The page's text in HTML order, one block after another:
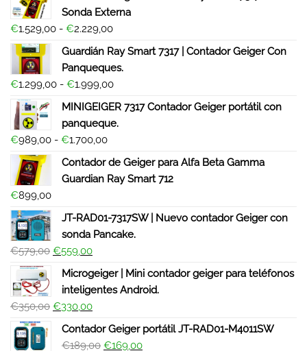
Sonda Externa
€1.529,00 - €2.229,00
Guardián Ray Smart 7317 | Contador Geiger Con
Panqueques.
€1.299,00 - €1.999,00
MINIGEIGER 7317 Contador Geiger portátil con
panqueque.
€989,00 - €1.700,00
Contador de Geiger para Alfa Beta Gamma
Guardian Ray Smart 712
€899,00
JT-RAD01-7317SW | Nuevo contador Geiger con
sonda Pancake.
€579,00 €559,00
Microgeiger | Mini contador geiger para teléfonos
inteligentes Android.
€350,00 €330,00
Contador Geiger portátil JT-RAD01-M4011SW
€189,00 €169,00